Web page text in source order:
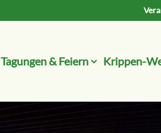
Tagungen & Feiern Krippen-